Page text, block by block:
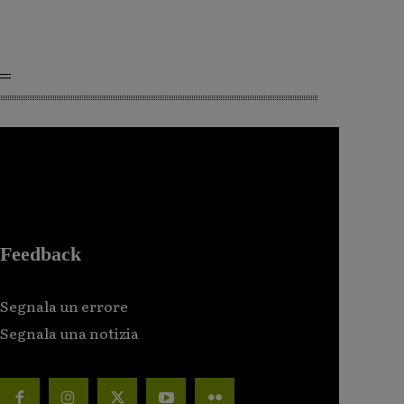
Feedback
Segnala un errore
Segnala una notizia